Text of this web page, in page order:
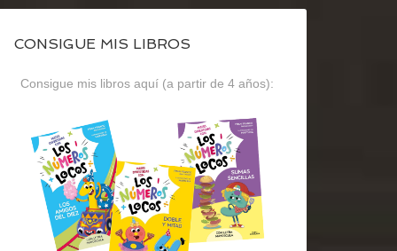
CONSIGUE MIS LIBROS
Consigue mis libros aquí (a partir de 4 años):